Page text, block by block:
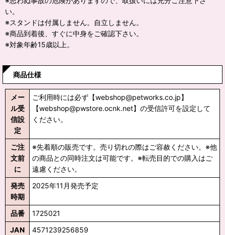
い。
※スタンドは付属しません。自立しません。
※商品到着後、すぐに中身をご確認下さい。
※対象年齢15歳以上。
商品仕様
メー
ル受
信設
定
ご利用時には必ず【webshop@petworks.co.jp】
【webshop@pwstore.ocnk.net】の受信許可を設定して
ください。
ご注
文前
に
※先着順の販売です。売り切れの際はご容赦ください。※他
の商品との同時注文は可能です。※転売目的での購入はご
遠慮ください。
発売
時期
2025年11月発売予定
品番
1725021
JAN
4571239256859